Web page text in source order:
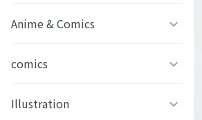
モノパスイーツフェス
アイドルデスゲームTV
原神
ファタモルガーナの館
ときめきメモリアル Girl’s
ビーンズ文庫24周年
MFブックス
ビーズログ文庫創刊19周年
Anime & Comics
聖女の魔力は万能です
ゲッターロボアーク
comics
#こいさん 恋と参考書
Illustration